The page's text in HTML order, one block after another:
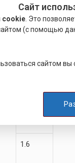
2.5 2.0
1.6
Сайт
cookie . Это
(с помощью
сайтом вы